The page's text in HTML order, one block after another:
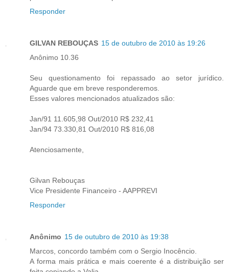
Responder
GILVAN REBOUÇAS 15 de outubro de 2010 às 19:26
Anônimo 10.36
Seu questionamento foi repassado ao setor jurídico.
Aguarde que em breve responderemos.
Esses valores mencionados atualizados são:
Jan/91 11.605,98 Out/2010 R$ 232,41
Jan/94 73.330,81 Out/2010 R$ 816,08
Atenciosamente,
Gilvan Rebouças
Vice Presidente Financeiro - AAPPREVI
Responder
Anônimo 15 de outubro de 2010 às 19:38
Marcos, concordo também com o Sergio Inocêncio.
A forma mais prática e mais coerente é a distribuição ser